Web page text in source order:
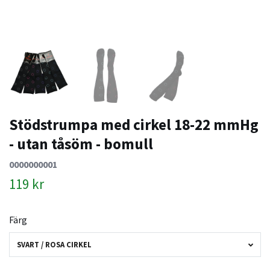
Stödstrumpa med cirkel 18-22 mmHg
- utan tåsöm - bomull
0000000001
119 kr
Färg
SVART / ROSA CIRKEL